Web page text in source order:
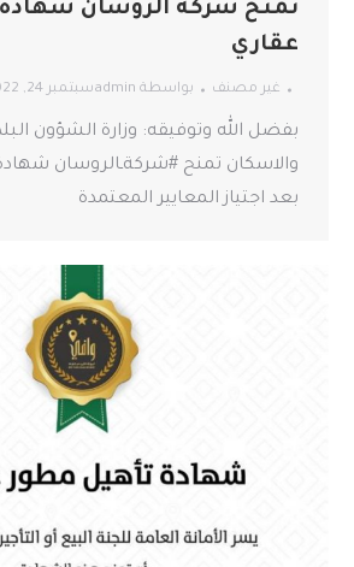
تمنح شركة الروسان
عقاري
غير مصنف بواسطة adminسبتمبر 24, 2022
بفضل الله وتوفيقه: وزارة الشؤون
والاسكان تمنح #شركةـالروسان
بعد اجتياز المعايير المعتمدة